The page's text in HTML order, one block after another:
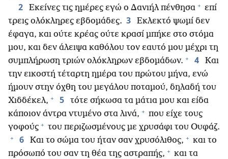
2 Εκείνες τις ημέρες εγώ ο Δανιήλ πένθησα + επί
τρεις ολόκληρες εβδομάδες. 3
Εκλεκτό ψωμί δεν
έφαγα, και ούτε κρέας ούτε κρασί μπήκε στο στόμα
μου, και δεν άλειψα καθόλου τον εαυτό μου μέχρι τη
συμπλήρωση τριών ολόκληρων εβδομάδων. + 4
Και
την εικοστή τέταρτη ημέρα του πρώτου μήνα, ενώ
ήμουν στην όχθη του μεγάλου ποταμού, δηλαδή του
Χιδδέκελ, + 5
τότε σήκωσα τα μάτια μου και είδα
κάποιον άντρα ντυμένο στα λινά, + που είχε τους
γοφούς + του περιζωσμένους με χρυσάφι του Ουφάζ.
+ 6 Και το σώμα του ήταν σαν χρυσόλιθος, + και το
πρόσωπό του σαν τη θέα της αστραπής, + και τα